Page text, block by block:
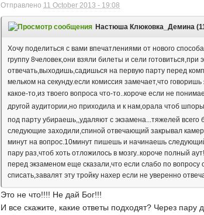
Отправлено 11 October 2013 - 19:08
Настюша Клюковка_Демина
Хочу поделиться с вами впечатлениями от нового
группу 8человек,они взяли билеты и сели
отвечать,выходишь,садишься на первую парту перед
мельком на секунду.если комиссия замечает,что
какое-то,из твоего вопроса что-то..короче если не
другой аудитории,но приходила и к нам,орала чтоб
под парту убираешь,,удаляют с экзамена...тяжелей
следующие заходили,спиной отвечающий закрывал
минут на вопрос.10минут пишешь и начинаешь
пару раз,чтоб хоть отложилось в мозгу..короче полный
перед экзаменом еще сказали,что если слабо по
списать,завалят эту тройку нахер если не уверенно
Это не что!!!! Не дай Бог!!!
И все скажите, какие ответы подходят? Через